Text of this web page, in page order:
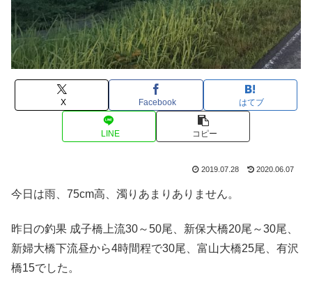
X Facebook はてブ
LINE コピー
2019.07.28 2020.06.07
今日は雨、75cm高、濁りあまりありません。
昨日の釣果 成子橋上流30～50尾、新保大橋20尾～30尾、
新婦大橋下流昼から4時間程で30尾、富山大橋25尾、有沢
橋15でした。